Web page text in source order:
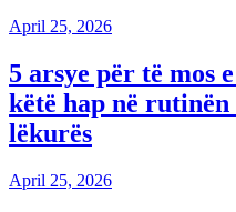
April 25, 2026
5 arsye për të mos
këtë hap në
lëkurës
April 25, 2026